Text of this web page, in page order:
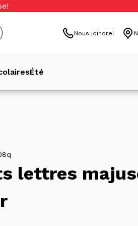
Nous joindre
Été
lettres